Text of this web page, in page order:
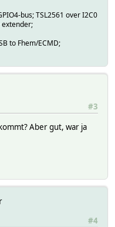
bus; TSL2561 over I2C0
extender;
to Fhem/ECMD;
#3
Aber gut, war ja
#4